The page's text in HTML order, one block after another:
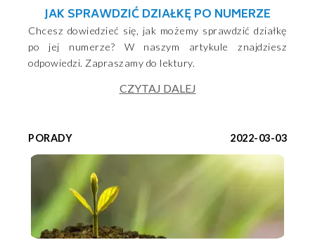
JAK SPRAWDZIĆ DZIAŁKĘ PO NUMERZE
Chcesz dowiedzieć się, jak możemy sprawdzić działkę
po jej numerze? W naszym artykule znajdziesz
odpowiedzi. Zapraszamy do lektury.
CZYTAJ DALEJ
PORADY 2022-03-03